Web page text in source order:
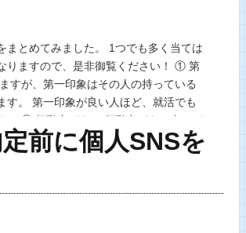
まとめてみました。 1つでも多く当ては
りますので、是非御覧ください！ ① 第
すが、第一印象はその人の持っている
。 第一印象が良い人ほど、就活でも
。 ② 行動力がある 行動力がある人はど
前に個人SNSを